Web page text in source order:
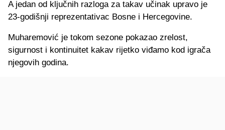
A jedan od ključnih razloga za takav učinak upravo je
23-godišnji reprezentativac Bosne i Hercegovine.
Muharemović je tokom sezone pokazao zrelost,
sigurnost i kontinuitet kakav rijetko viđamo kod igrača
njegovih godina.